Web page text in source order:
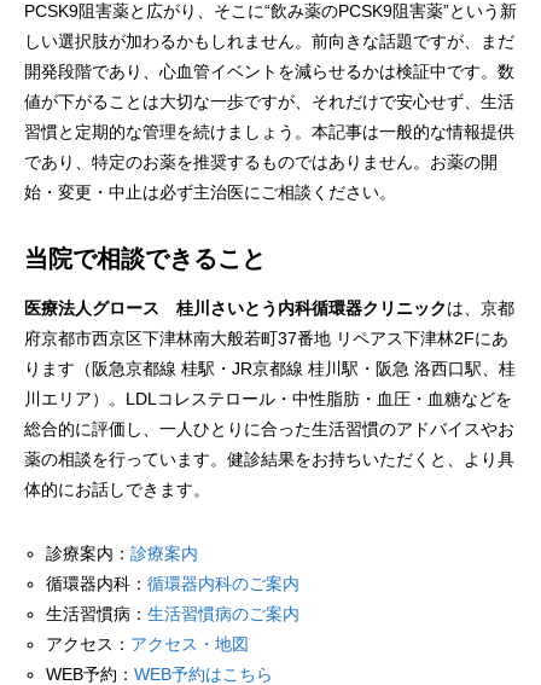
PCSK9阻害薬と広がり、そこに“飲み薬のPCSK9阻害薬”という新
しい選択肢が加わるかもしれません。前向きな話題ですが、まだ
開発段階であり、心血管イベントを減らせるかは検証中です。数
値が下がることは大切な一歩ですが、それだけで安心せず、生活
習慣と定期的な管理を続けましょう。本記事は一般的な情報提供
であり、特定のお薬を推奨するものではありません。お薬の開
始・変更・中止は必ず主治医にご相談ください。
当院で相談できること
医療法人グロース 桂川さいとう内科循環器クリニックは、京都
府京都市西京区下津林南大般若町37番地 リペアス下津林2Fにあ
ります（阪急京都線 桂駅・JR京都線 桂川駅・阪急 洛西口駅、桂
川エリア）。LDLコレステロール・中性脂肪・血圧・血糖などを
総合的に評価し、一人ひとりに合った生活習慣のアドバイスやお
薬の相談を行っています。健診結果をお持ちいただくと、より具
体的にお話しできます。
診療案内：診療案内
循環器内科：循環器内科のご案内
生活習慣病：生活習慣病のご案内
アクセス： アクセス・地図
WEB予約：WEB予約はこちら